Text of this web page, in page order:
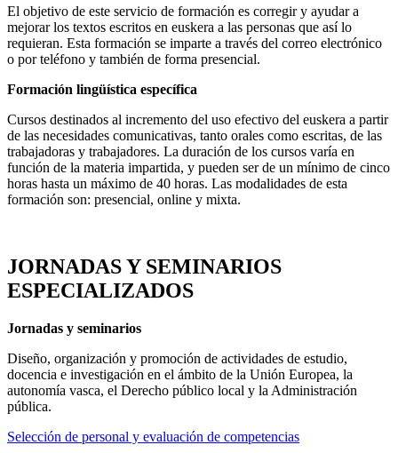
El objetivo de este servicio de formación es corregir y ayudar a
mejorar los textos escritos en euskera a las personas que así lo
requieran. Esta formación se imparte a través del correo electrónico
o por teléfono y también de forma presencial.
Formación lingüística específica
Cursos destinados al incremento del uso efectivo del euskera a partir
de las necesidades comunicativas, tanto orales como escritas, de las
trabajadoras y trabajadores. La duración de los cursos varía en
función de la materia impartida, y pueden ser de un mínimo de cinco
horas hasta un máximo de 40 horas. Las modalidades de esta
formación son: presencial, online y mixta.
JORNADAS Y SEMINARIOS
ESPECIALIZADOS
Jornadas y seminarios
Diseño, organización y promoción de actividades de estudio,
docencia e investigación en el ámbito de la Unión Europea, la
autonomía vasca, el Derecho público local y la Administración
pública.
Selección de personal y evaluación de competencias